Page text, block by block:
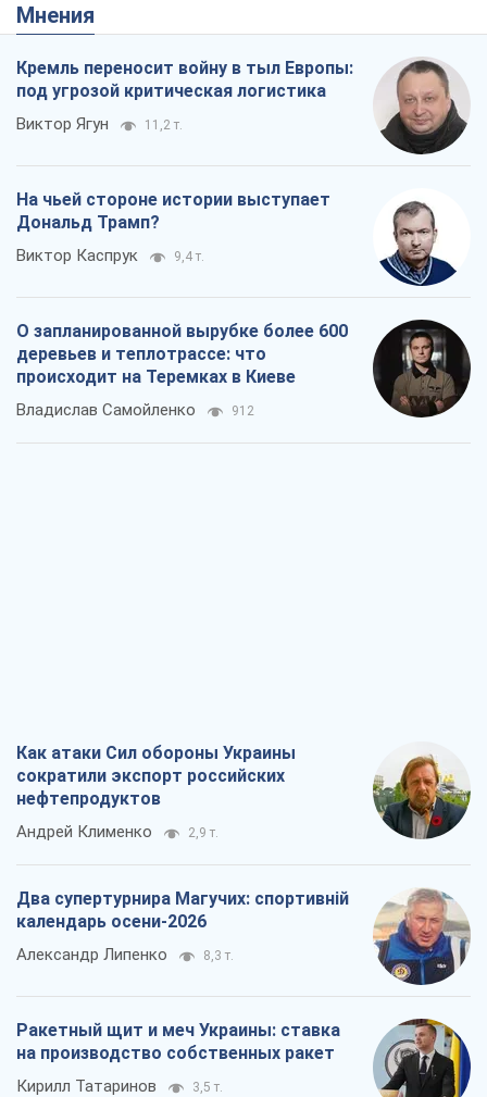
Мнения
Кремль переносит войну в тыл Европы:
под угрозой критическая логистика
Виктор Ягун 11,2 т.
На чьей стороне истории выступает
Дональд Трамп?
Виктор Каспрук 9,4 т.
О запланированной вырубке более 600
деревьев и теплотрассе: что
происходит на Теремках в Киеве
Владислав Самойленко 912
Как атаки Сил обороны Украины
сократили экспорт российских
нефтепродуктов
Андрей Клименко 2,9 т.
Два супертурнира Магучих: спортивній
календарь осени-2026
Александр Липенко 8,3 т.
Ракетный щит и меч Украины: ставка
на производство собственных ракет
Кирилл Татаринов 3,5 т.